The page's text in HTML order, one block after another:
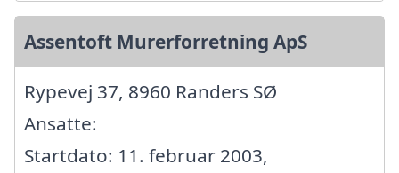
Assentoft Murerforretning ApS
Rypevej 37, 8960 Randers SØ
Ansatte:
Startdato: 11. februar 2003,